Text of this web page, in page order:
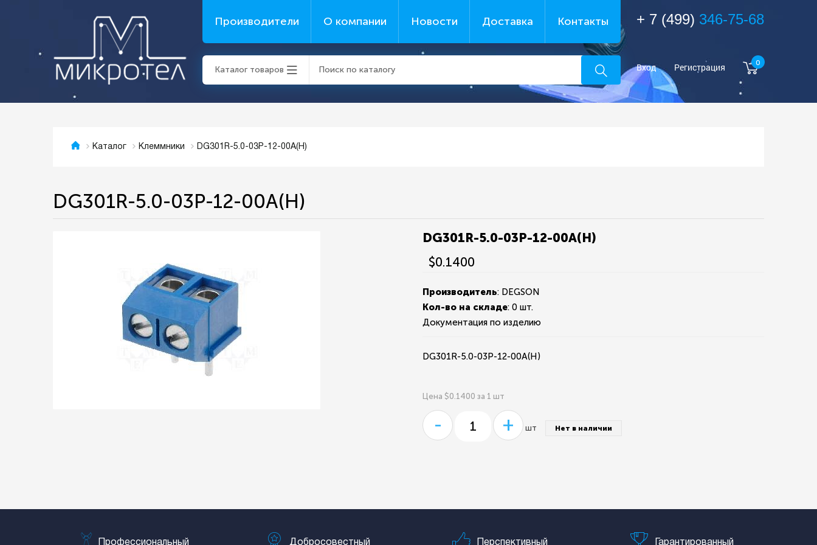
Производители О компании Новости Доставка Контакты
Каталог товаров
+ 7 (499) 346-75-68
Вход Регистрация 0
Каталог Клеммники DG301R-5.0-03P-12-00A(H)
DG301R-5.0-03P-12-00A(H)
DG301R-5.0-03P-12-00A(H)
$0.1400
Производитель: DEGSON
Кол-во на складе:0 шт.
Документация по изделию
DG301R-5.0-03P-12-00A(H)
Цена $0.1400 за 1 шт
- + шт Нет в наличии
Профессиональный Добросовестный Перспективный Гарантированный